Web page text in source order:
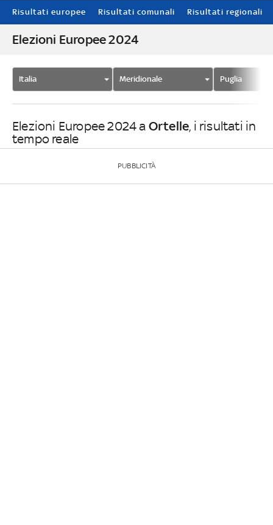
Risultati europee Risultati comunali Risultati regionali
Elezioni Europee 2024
Italia Meridionale Puglia
Elezioni Europee 2024 a Ortelle, i risultati in
tempo reale
PUBBLICITÀ